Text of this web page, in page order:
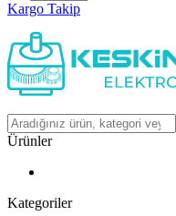
Kargo Takip
Ürünler
Kategoriler